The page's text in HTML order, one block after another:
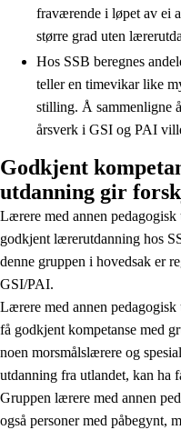
fraværende i løpet av ei
større grad uten
Hos SSB beregnes
teller en timevikar like
stilling. Å sammenligne
årsverk i GSI og PAI
Godkjent
utdanning gir
Lærere med annen
godkjent lærerutdanning hos
denne gruppen i hovedsak er
GSI/PAI.
Lærere med annen
få godkjent kompetanse med
noen morsmålslærere og
utdanning fra utlandet, kan ha
Gruppen lærere med annen
også personer med påbegynt,